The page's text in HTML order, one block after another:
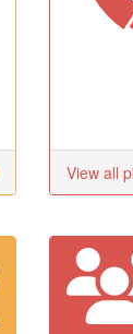
View all